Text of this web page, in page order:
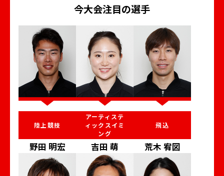
今大会注目の選手
陸上競技
野田 明宏
アーティステ
ィックスイミ
ング
吉田 萌
飛込
荒木 宥図